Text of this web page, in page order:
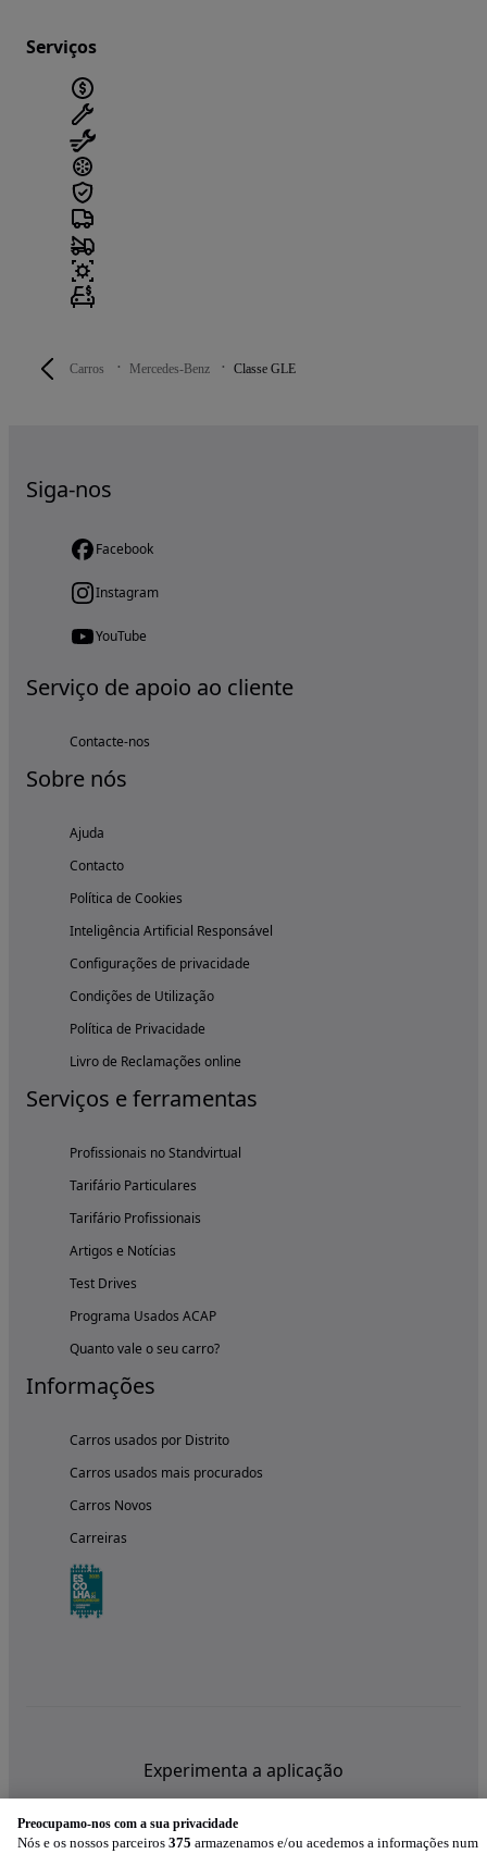
Carros Mercedes-Benz Classe GLE
Serviços
Siga-nos
Facebook
Instagram
YouTube
Serviço de apoio ao cliente
Contacte-nos
Sobre nós
Ajuda
Contacto
Política de Cookies
Inteligência Artificial Responsável
Configurações de privacidade
Condições de Utilização
Política de Privacidade
Livro de Reclamações online
Serviços e ferramentas
Profissionais no Standvirtual
Tarifário Particulares
Tarifário Profissionais
Artigos e Notícias
Test Drives
Programa Usados ACAP
Quanto vale o seu carro?
Informações
Carros usados por Distrito
Carros usados mais procurados
Carros Novos
Carreiras
Experimenta a aplicação
Preocupamo-nos com a sua privacidade
Nós e os nossos parceiros 375 armazenamos e/ou acedemos a informações num